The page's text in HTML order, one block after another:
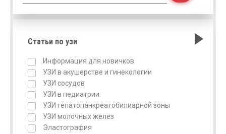
Статьи по узи
Информация для новичков
УЗИ в акушерстве и гинекологии
УЗИ сосудов
УЗИ в педиатрии
УЗИ гепатопанкреатобилиарной зоны
УЗИ молочных желез
Эластография